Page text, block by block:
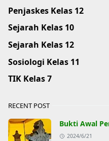
Penjaskes Kelas 12
Sejarah Kelas 10
Sejarah Kelas 12
Sosiologi Kelas 11
TIK Kelas 7
RECENT POST
Bukti Awal
2024/6/21